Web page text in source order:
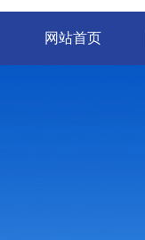
网站首页